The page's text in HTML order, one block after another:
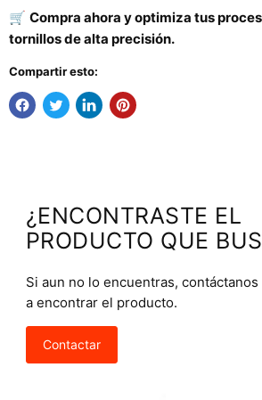
🛒 Compra ahora y optimiza tus
tornillos de alta precisión.
Compartir esto:
¿ENCONTRASTE EL
PRODUCTO QUE
Si aun no lo encuentras,
a encontrar el producto.
Contactar